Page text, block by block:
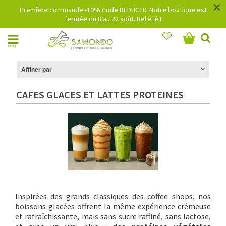
Première commande -10% Code REDUC10. Notre boutique est
fermée du 8 au 22 août. Bel été !
×
MENU
Affiner par
CAFES GLACES ET LATTES PROTEINES
Inspirées des grands classiques des coffee shops, nos
boissons glacées offrent la même expérience crémeuse
et rafraîchissante, mais sans sucre raffiné, sans lactose,